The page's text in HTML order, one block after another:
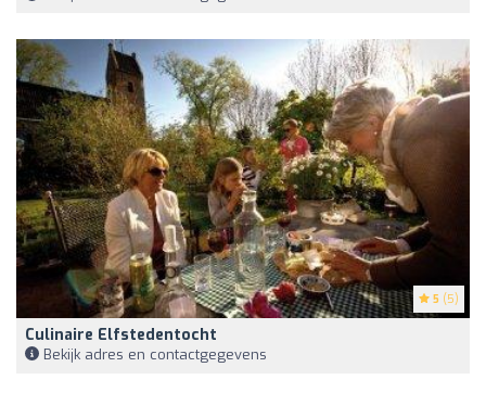
5 (5)
Culinaire Elfstedentocht
Bekijk adres en contactgegevens